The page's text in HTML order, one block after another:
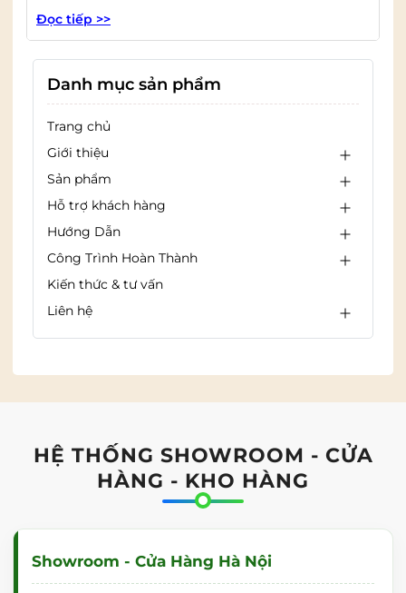
Đọc tiếp >>
Danh mục sản phẩm
Trang chủ
Giới thiệu
Sản phẩm
Hỗ trợ khách hàng
Hướng Dẫn
Công Trình Hoàn Thành
Kiến thức & tư vấn
Liên hệ
HỆ THỐNG SHOWROOM - CỬA
HÀNG - KHO HÀNG
Showroom - Cửa Hàng Hà Nội